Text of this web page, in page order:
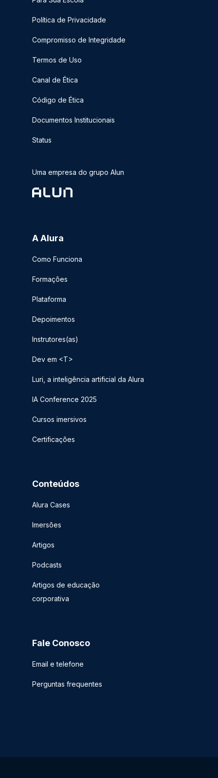
Política de Privacidade
Compromisso de Integridade
Termos de Uso
Canal de Ética
Código de Ética
Documentos Institucionais
Status
Uma empresa do grupo Alun
A Alura
Como Funciona
Formações
Plataforma
Depoimentos
Instrutores(as)
Dev em <T>
Luri, a inteligência artificial da Alura
IA Conference 2025
Cursos imersivos
Certificações
Conteúdos
Alura Cases
Imersões
Artigos
Podcasts
Artigos de educação
corporativa
Fale Conosco
Email e telefone
Perguntas frequentes